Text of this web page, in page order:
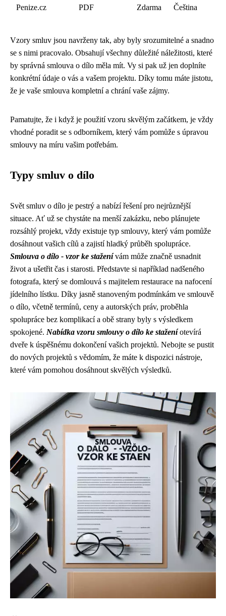
Penize.cz PDF Zdarma Čeština
Vzory smluv jsou navrženy tak, aby byly srozumitelné a snadno
se s nimi pracovalo. Obsahují všechny důležité náležitosti, které
by správná smlouva o dílo měla mít. Vy si pak už jen doplníte
konkrétní údaje o vás a vašem projektu. Díky tomu máte jistotu,
že je vaše smlouva kompletní a chrání vaše zájmy.
Pamatujte, že i když je použití vzoru skvělým začátkem, je vždy
vhodné poradit se s odborníkem, který vám pomůže s úpravou
smlouvy na míru vašim potřebám.
Typy smluv o dílo
Svět smluv o dílo je pestrý a nabízí řešení pro nejrůznější
situace. Ať už se chystáte na menší zakázku, nebo plánujete
rozsáhlý projekt, vždy existuje typ smlouvy, který vám pomůže
dosáhnout vašich cílů a zajistí hladký průběh spolupráce.
Smlouva o dílo - vzor ke staženívám může značně usnadnit
život a ušetřit čas i starosti. Představte si například nadšeného
fotografa, který se domlouvá s majitelem restaurace na nafocení
jídelního lístku. Díky jasně stanoveným podmínkám ve smlouvě
o dílo, včetně termínů, ceny a autorských práv, proběhla
spolupráce bez komplikací a obě strany byly s výsledkem
spokojené. Nabídka vzoru smlouvy o dílo ke staženíotevírá
dveře k úspěšnému dokončení vašich projektů. Nebojte se pustit
do nových projektů s vědomím, že máte k dispozici nástroje,
které vám pomohou dosáhnout skvělých výsledků.